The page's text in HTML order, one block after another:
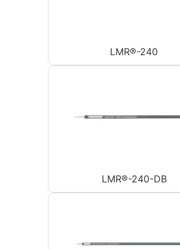
LMR®-240
LMR®-240-DB